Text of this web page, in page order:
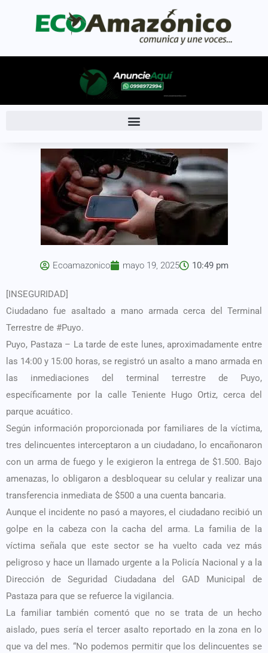
Ecoamazonico mayo 19, 2025 10:49 pm
[INSEGURIDAD]
Ciudadano fue asaltado a mano armada cerca del Terminal
Terrestre de #Puyo.
Puyo, Pastaza – La tarde de este lunes, aproximadamente entre
las 14:00 y 15:00 horas, se registró un asalto a mano armada en
las inmediaciones del terminal terrestre de Puyo,
específicamente por la calle Teniente Hugo Ortiz, cerca del
parque acuático.
Según información proporcionada por familiares de la víctima,
tres delincuentes interceptaron a un ciudadano, lo encañonaron
con un arma de fuego y le exigieron la entrega de $1.500. Bajo
amenazas, lo obligaron a desbloquear su celular y realizar una
transferencia inmediata de $500 a una cuenta bancaria.
Aunque el incidente no pasó a mayores, el ciudadano recibió un
golpe en la cabeza con la cacha del arma. La familia de la
víctima señala que este sector se ha vuelto cada vez más
peligroso y hace un llamado urgente a la Policía Nacional y a la
Dirección de Seguridad Ciudadana del GAD Municipal de
Pastaza para que se refuerce la vigilancia.
La familiar también comentó que no se trata de un hecho
aislado, pues sería el tercer asalto reportado en la zona en lo
que va del mes. “No podemos permitir que los delincuentes se